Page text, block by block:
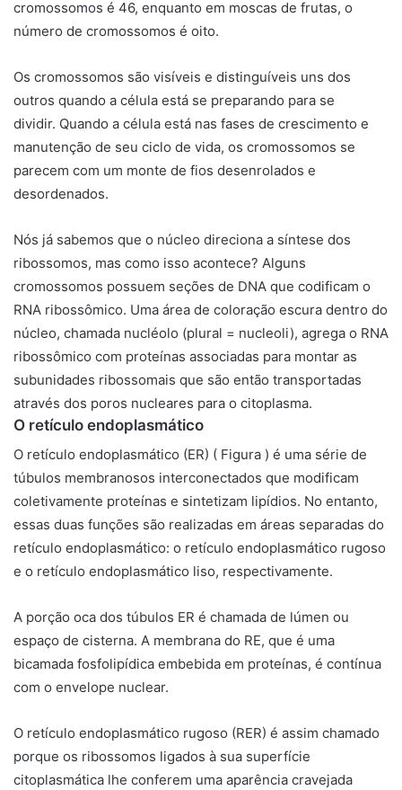
cromossomos é 46, enquanto em moscas de frutas, o
número de cromossomos é oito.
Os cromossomos são visíveis e distinguíveis uns dos
outros quando a célula está se preparando para se
dividir. Quando a célula está nas fases de crescimento e
manutenção de seu ciclo de vida, os cromossomos se
parecem com um monte de fios desenrolados e
desordenados.
Nós já sabemos que o núcleo direciona a síntese dos
ribossomos, mas como isso acontece? Alguns
cromossomos possuem seções de DNA que codificam o
RNA ribossômico. Uma área de coloração escura dentro do
núcleo, chamada nucléolo (plural = nucleoli), agrega o RNA
ribossômico com proteínas associadas para montar as
subunidades ribossomais que são então transportadas
através dos poros nucleares para o citoplasma.
O retículo endoplasmático
O retículo endoplasmático (ER) ( Figura ) é uma série de
túbulos membranosos interconectados que modificam
coletivamente proteínas e sintetizam lipídios. No entanto,
essas duas funções são realizadas em áreas separadas do
retículo endoplasmático: o retículo endoplasmático rugoso
e o retículo endoplasmático liso, respectivamente.
A porção oca dos túbulos ER é chamada de lúmen ou
espaço de cisterna. A membrana do RE, que é uma
bicamada fosfolipídica embebida em proteínas, é contínua
com o envelope nuclear.
O retículo endoplasmático rugoso (RER) é assim chamado
porque os ribossomos ligados à sua superfície
citoplasmática lhe conferem uma aparência cravejada